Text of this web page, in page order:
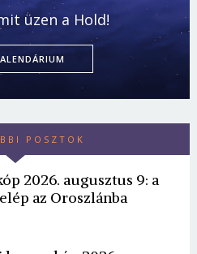
üzen a Hold!
POSZTOK
2026. augusztus 9: a
az Oroszlánba